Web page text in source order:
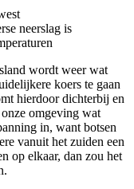
neerslag is
wordt weer wat
koers te gaan
hierdoor dichterbij en
omgeving wat
in, want botsen
vanuit het zuiden een
op elkaar, dan zou het